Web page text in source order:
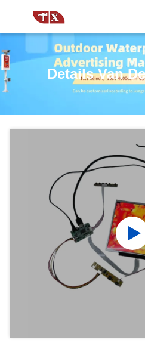
Details Van